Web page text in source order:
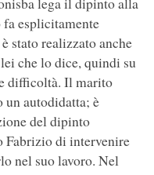
fa esplicitamente
stato realizzato anche
che lo dice, quindi su
difficoltà. Il marito
un autodidatta; è
del dipinto
Fabrizio di intervenire
nel suo lavoro. Nel